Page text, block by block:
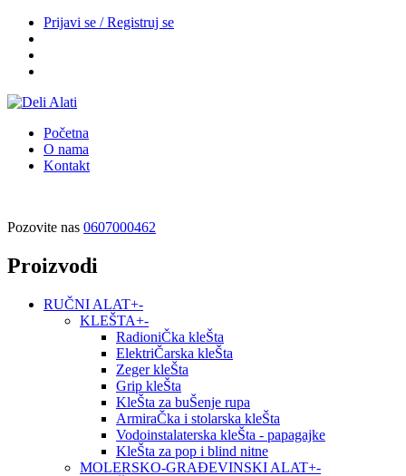
Prijavi se / Registruj se
Početna
O nama
Kontakt
Pozovite nas 0607000462
Proizvodi
RUČNI ALAT+-
KLEŠTA+-
RadioniČka kleŠta
ElektriČarska kleŠta
Zeger kleŠta
Grip kleŠta
KleŠta za buŠenje rupa
ArmiraČka i stolarska kleŠta
Vodoinstalaterska kleŠta - papagajke
KleŠta za pop i blind nitne
MOLERSKO-GRAĐEVINSKI ALAT+-